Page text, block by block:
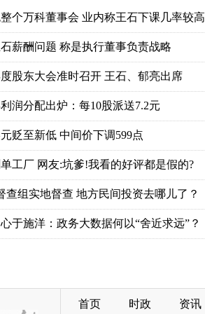
个万科董事会 业内称王石下课几率较高
薪酬问题 称是执行董事负责战略
股东大会准时召开 王石、郁亮出席
润分配出炉：每10股派送7.2元
贬至新低 中间价下调599点
工厂 网友:坑爹!我看的好评都是假的?
查组实地督查 地方民间投资去哪儿了？
于施洋：政务大数据何以“舍近求远”？
首页 时政 资讯